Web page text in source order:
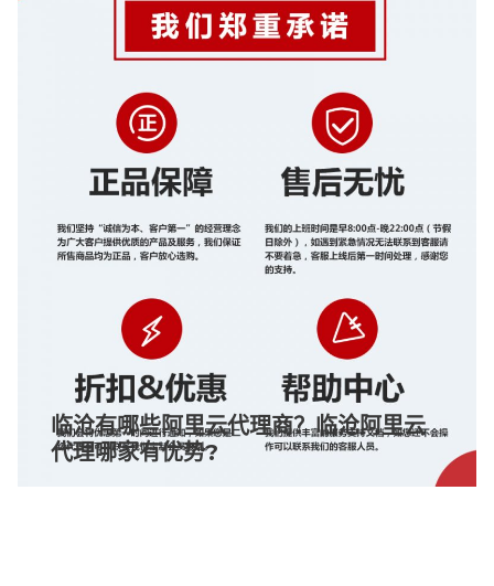
临沧有哪些阿里云代理商？临沧阿里云
代理哪家有优势?